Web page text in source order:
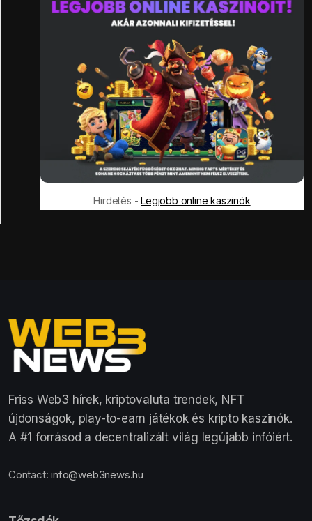
Hirdetés -Legjobb online kaszinók
Friss Web3 hírek, kriptovaluta trendek, NFT
újdonságok, play-to-earn játékok és kripto kaszinók.
A #1 forrásod a decentralizált világ legújabb infóiért.
Contact:info@web3news.hu